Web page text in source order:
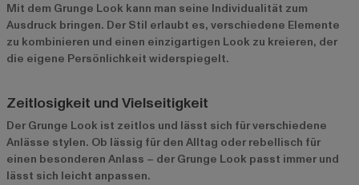
Mit dem Grunge Look kann man seine Individualität zum
Ausdruck bringen. Der Stil erlaubt es, verschiedene Elemente
zu kombinieren und einen einzigartigen Look zu kreieren, der
die eigene Persönlichkeit widerspiegelt.
Zeitlosigkeit und Vielseitigkeit
Der Grunge Look ist zeitlos und lässt sich für verschiedene
Anlässe stylen. Ob lässig für den Alltag oder rebellisch für
einen besonderen Anlass – der Grunge Look passt immer und
lässt sich leicht anpassen.